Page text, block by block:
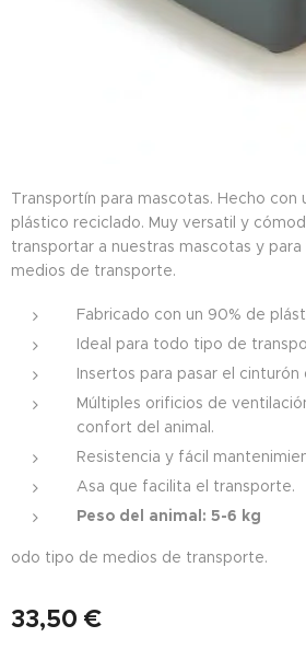
Transportín para mascotas. Hecho con
plástico reciclado. Muy versatil y
transportar a nuestras mascotas y
medios de transporte.
Fabricado con un 90% de
Ideal para todo tipo de
Insertos para pasar el cinturón
Múltiples orificios de
confort del animal.
Resistencia y fácil
Asa que facilita el transporte.
Peso del animal: 5-6 kg
odo tipo de medios de transporte.
33,50 €